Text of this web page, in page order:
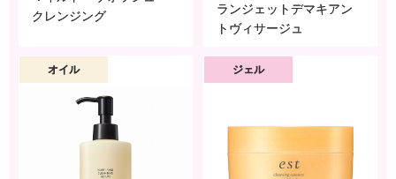
クレンジング
ランジェットデマキアン
トヴィサージュ